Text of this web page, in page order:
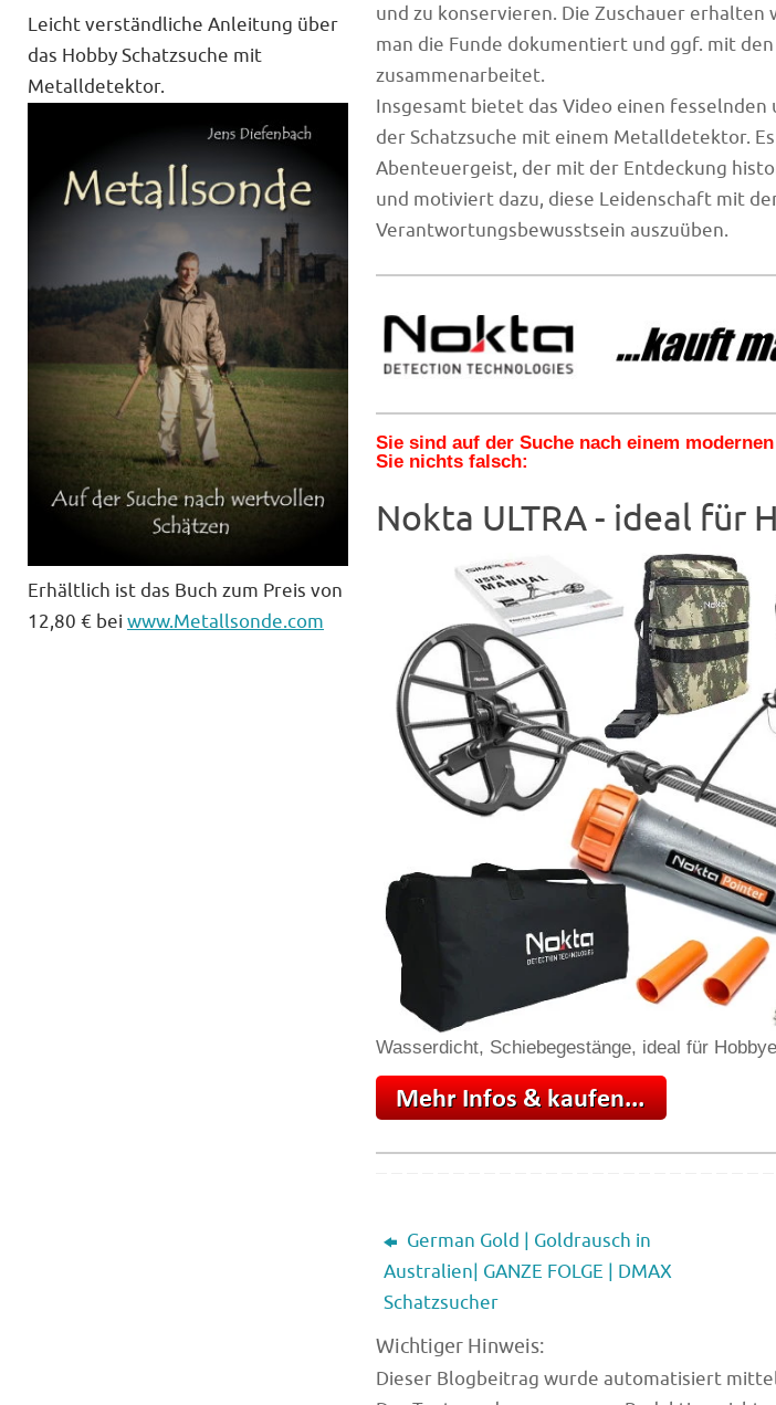
und zu konservieren. Die Zuschauer
man die Funde dokumentiert und ggf. mit
zusammenarbeitet.
Insgesamt bietet das Video einen
der Schatzsuche mit einem Metalldetektor.
Abenteuergeist, der mit der Entdeckung
und motiviert dazu, diese Leidenschaft mit
Verantwortungsbewusstsein auszuüben.
Sie sind auf der Suche nach einem
Sie nichts falsch:
Nokta ULTRA - ideal für
Wasserdicht, Schiebegestänge, ideal für
German Gold | Goldrausch in
Australien| GANZE FOLGE | DMAX
Schatzsucher
Wichtiger Hinweis:
Dieser Blogbeitrag wurde automatisiert
Leicht verständliche Anleitung über
das Hobby Schatzsuche mit
Metalldetektor.
Erhältlich ist das Buch zum Preis von
12,80 € bei www.Metallsonde.com